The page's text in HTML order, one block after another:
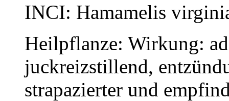
INCI: Hamamelis
Heilpflanze: Wirkung:
juckreizstillend,
strapazierter und